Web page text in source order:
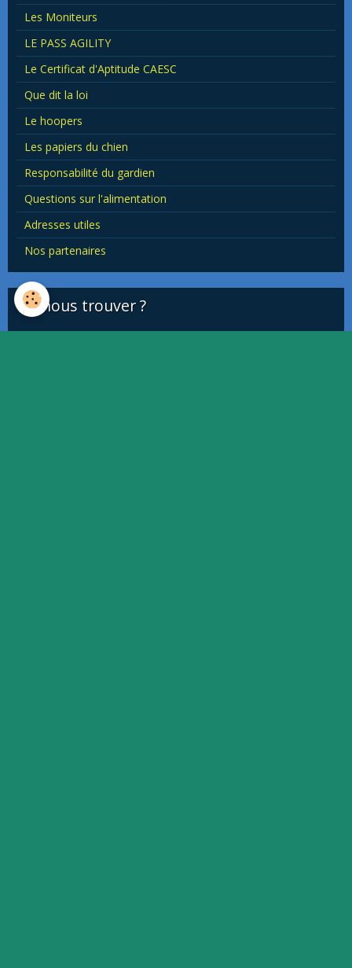
Les Moniteurs
LE PASS AGILITY
Le Certificat d'Aptitude CAESC
Que dit la loi
Le hoopers
Les papiers du chien
Responsabilité du gardien
Questions sur l'alimentation
Adresses utiles
Nos partenaires
Où nous trouver ?